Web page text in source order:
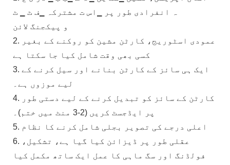
ہ انفرادی طور پر ▁اس ت مشترکہ ▁ف ٹ ▁ ٹ
2. عمودی اسٹوریج، کارٹن مشین کو روکنے کے بغیر
3. ایک ہی سائز کے کارٹن بنانے اور سیل کرنے کے
4. کارٹن کے سائز کو تبدیل کرنے کے لیے دستی طور
پر ایڈجسٹ کریں (2-3 منٹ میں ختم)۔
6. عقلی طور پر ڈیزائن کیا گیا ہے، تشکیل،
فولڈنگ اور سگ ماہی کا عمل ایک ساتھ مکمل کیا